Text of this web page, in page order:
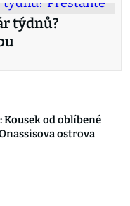
týdnů?
Kousek od oblíbené
ostrova